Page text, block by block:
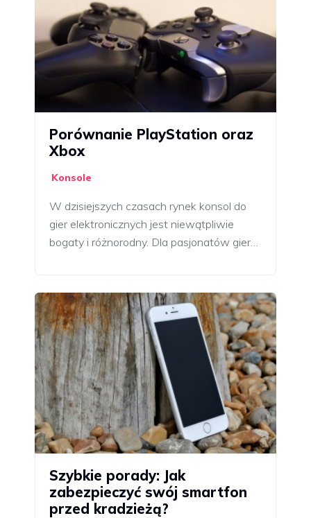
Porównanie PlayStation oraz
Xbox
Konsole
W dzisiejszych czasach rynek konsol do
gier elektronicznych jest niewątpliwie
bogaty i różnorodny. Dla pasjonatów gier…
Szybkie porady: Jak
zabezpieczyć swój smartfon
przed kradzieżą?